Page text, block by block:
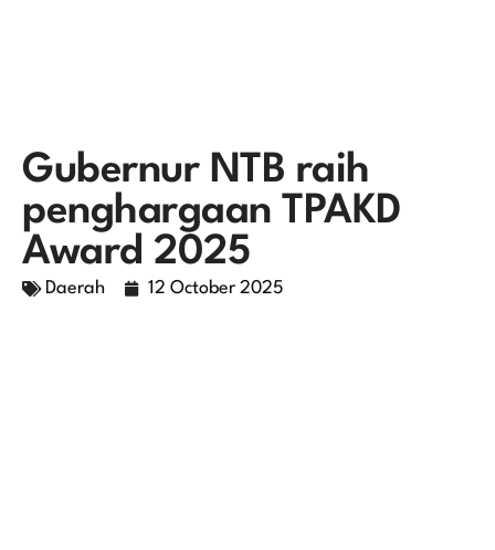
Gubernur NTB raih
penghargaan TPAKD
Award 2025
Daerah 12 October 2025